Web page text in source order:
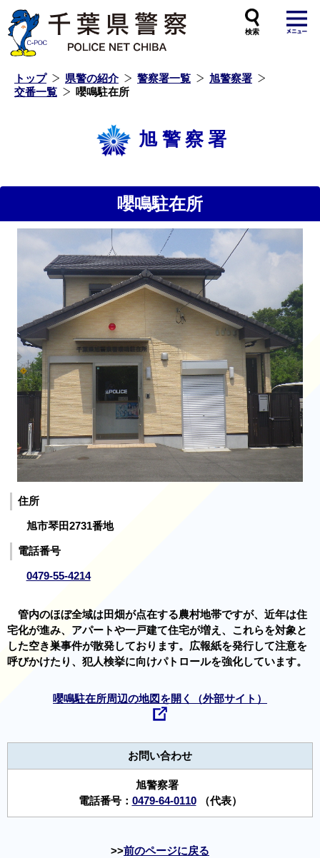
トップ 県警の紹介 警察署一覧
旭警察署
交番一覧
嚶鳴駐在所
旭警察署
嚶鳴駐在所
住所
旭市琴田2731番地
電話番号
0479-55-4214
管内のほぼ全域は田畑が点在する農村地帯ですが、近年は住
宅化が進み、アパートや一戸建て住宅が増え、これらを対象と
した空き巣事件が散発しております。広報紙を発行して注意を
呼びかけたり、犯人検挙に向けパトロールを強化しています。
嚶鳴駐在所周辺の地図を開く（外部サイト）
お問い合わせ
旭警察署
電話番号： 0479-64-0110（代表）
前のページに戻る